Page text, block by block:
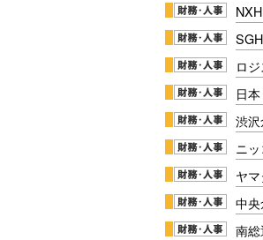
ロ
日
渋
ニ
ヤ
中
南